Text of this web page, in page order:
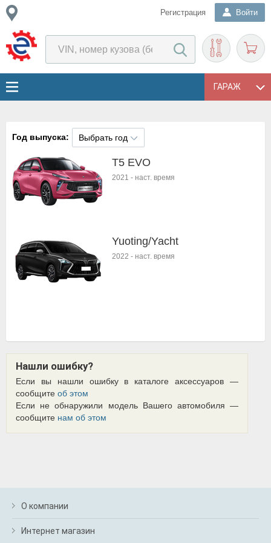
Регистрация Войти
ГАРАЖ
Год выпуска: Выбрать год
T5 EVO
2021 - наст. время
Yuoting/Yacht
2022 - наст. время
Нашли ошибку?
Если вы нашли ошибку в каталоге аксессуаров —
сообщите об этом
Если не обнаружили модель Вашего автомобиля —
сообщите нам об этом
О компании
Интернет магазин